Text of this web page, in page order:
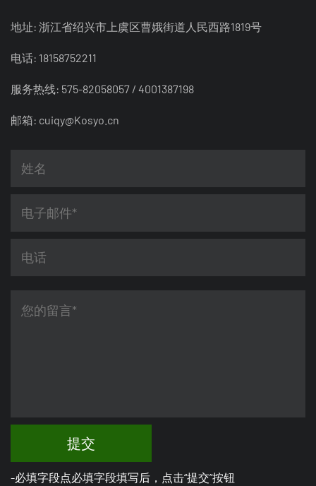
地址: 浙江省绍兴市上虞区曹娥街道人民西路1819号
电话: 18158752211
服务热线: 575-82058057 / 4001387198
邮箱: cuiqy@Kosyo.cn
提交
-必填字段点必填字段填写后，点击“提交”按钮